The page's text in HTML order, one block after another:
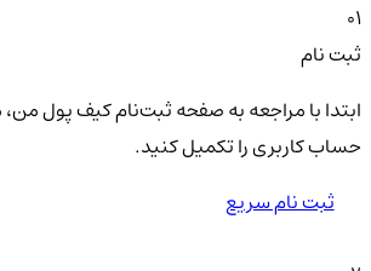
01
ثبت نام
ابتدا با مراجعه به صفحه ثبت‌نام کیف‌ پول من،
حساب کاربری را تکمیل کنید.
ثبت نام سریع